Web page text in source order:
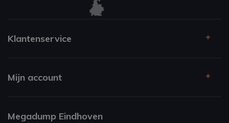
Klantenservice
Mijn account
Megadump Eindhoven